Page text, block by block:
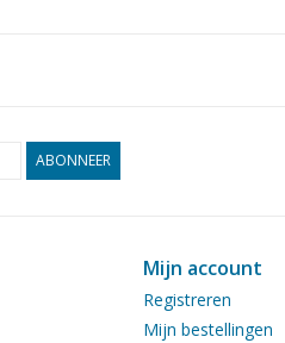
386
Fantasie- kasteel in
387
De Axelse Boerenwagen.
Diesellocomotieven in
Motorrijtuig 105 en open
Modelspoor op een kleine
ABONNEER
Mijn account
Registreren
Mijn bestellingen